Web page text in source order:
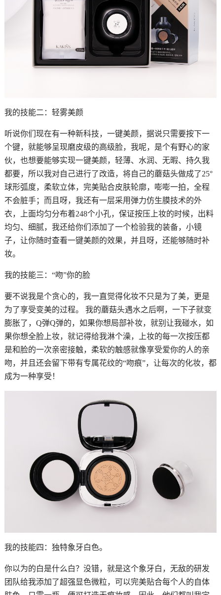
我的技能二：轻雾美颜
听说你们现在有一种新科技，一键美颜，据说只需要按下一
个键，就能够呈现磨皮级的高级脸，我呢，是个有野心的家
伙，也想要能够实现一键美颜，轻薄、水润、无暇、持久我
都要，所以我对自己进行了改造，将自己的蘑菇头做成了25°
球形弧度，柔软立体，完美贴合皮肤轮廓，嘭嘭一拍，全程
不会脏手；而且呀，我还有一层采用弹力仿生膜技术的外
衣，上面均匀分布着248个小孔，保证按压上妆的时候，出料
均匀、细腻，我还给你们添加了一个检验我的装备，小镜
子，让你随时查看一键美颜的效果，并且呀，还能够随时补
妆。
我的技能三：“吻”你的脸
要不说我是个贪心的，我一直觉得化妆不只是为了美，更是
为了享受变美的过程。 我的蘑菇头遇水之后啊，一下子就变
膨胀了，Q弹Q弹的，如果你想局部补妆，就别让我碰水，如
果你想全脸上妆，就记得给我淋个澡，上妆的每一次按压都
是和脸的一次亲密接触，柔软的触感就像享受爱你的人的亲
吻，并且还会留下带有专属花纹的“吻痕”，让每次的化妆，都
成为一种享受！
我的技能四：独特象牙白色。
你以为的白是什么白？没错，就是这个象牙白，无敌的研发
团队给我添加了超强显色微粒，可以完美贴合每个人的自体